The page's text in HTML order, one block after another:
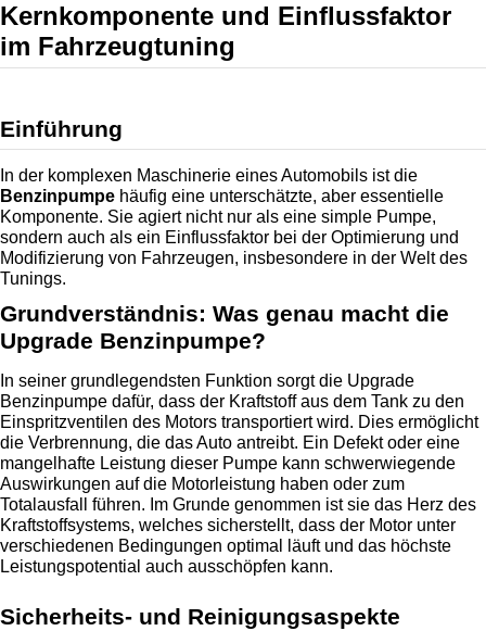
Kernkomponente und Einflussfaktor
im Fahrzeugtuning
Einführung
Benzinpumpe häufig eine unterschätzte, aber essentielle
Komponente. Sie agiert nicht nur als eine simple Pumpe,
sondern auch als ein Einflussfaktor bei der Optimierung und
Modifizierung von Fahrzeugen, insbesondere in der Welt des
Tunings.
Grundverständnis: Was genau macht die
Upgrade Benzinpumpe?
In seiner grundlegendsten Funktion sorgt die Upgrade
Benzinpumpe dafür, dass der Kraftstoff aus dem Tank zu den
Einspritzventilen des Motors transportiert wird. Dies ermöglicht
die Verbrennung, die das Auto antreibt. Ein Defekt oder eine
mangelhafte Leistung dieser Pumpe kann schwerwiegende
Auswirkungen auf die Motorleistung haben oder zum
Totalausfall führen. Im Grunde genommen ist sie das Herz des
Kraftstoffsystems, welches sicherstellt, dass der Motor unter
verschiedenen Bedingungen optimal läuft und das höchste
Leistungspotential auch ausschöpfen kann.
Sicherheits- und Reinigungsaspekte